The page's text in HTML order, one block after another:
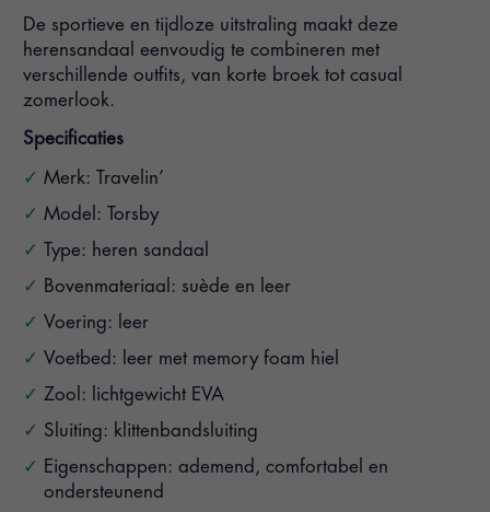
De sportieve en tijdloze uitstraling maakt deze
herensandaal eenvoudig te combineren met
verschillende outfits, van korte broek tot casual
zomerlook.
Specificaties
Merk: Travelin’
Model: Torsby
Type: heren sandaal
Bovenmateriaal: suède en leer
Voering: leer
Voetbed: leer met memory foam hiel
Zool: lichtgewicht EVA
Sluiting: klittenbandsluiting
Eigenschappen: ademend, comfortabel en
ondersteunend